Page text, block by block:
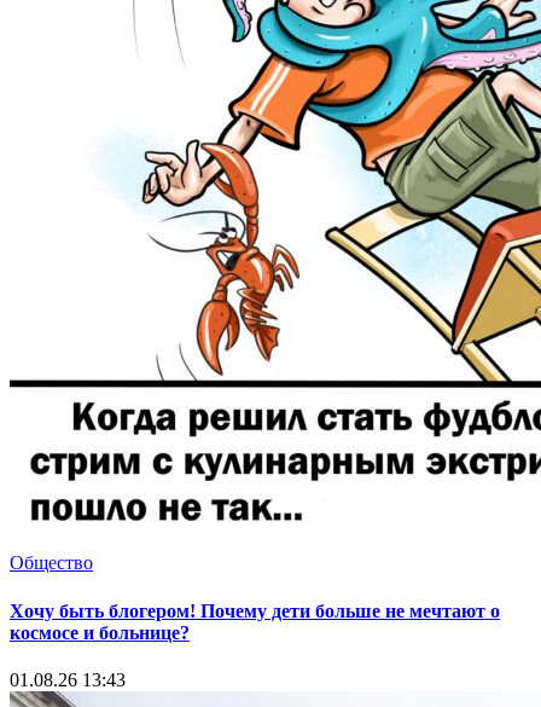
Общество
Хочу быть блогером! Почему дети больше не мечтают о
космосе и больнице?
01.08.26 13:43